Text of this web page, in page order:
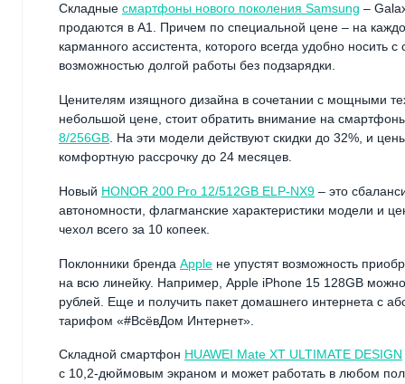
Складные смартфоны нового поколения Samsung –
продаются в А1. Причем по специальной цене – на
карманного ассистента, которого всегда удобно
возможностью долгой работы без подзарядки.
Ценителям изящного дизайна в сочетании с мощными
небольшой цене, стоит обратить внимание на
8/256GB . На эти модели действуют скидки до 32%, и
комфортную рассрочку до 24 месяцев.
Новый HONOR 200 Pro 12/512GB ELP-NX9 – это
автономности, флагманские характеристики модели и
чехол всего за 10 копеек.
Поклонники бренда Apple не упустят возможность
на всю линейку. Например, Apple iPhone 15 128GB
рублей. Еще и получить пакет домашнего интернета с
тарифом «#ВсёвДом Интернет».
Складной смартфон HUAWEI Mate XT ULTIMATE DESIGN
с 10,2-дюймовым экраном и может работать в любом